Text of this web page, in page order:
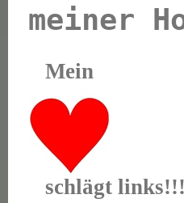
meiner
Mein
schlägt links!!!